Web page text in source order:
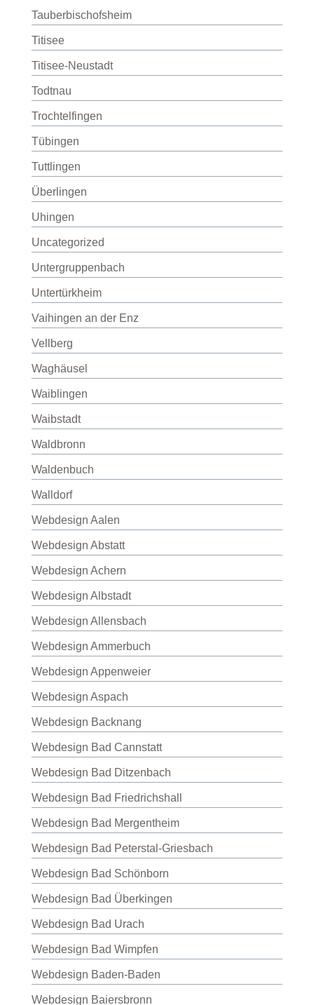
Tauberbischofsheim
Titisee
Titisee-Neustadt
Todtnau
Trochtelfingen
Tübingen
Tuttlingen
Überlingen
Uhingen
Uncategorized
Untergruppenbach
Untertürkheim
Vaihingen an der Enz
Vellberg
Waghäusel
Waiblingen
Waibstadt
Waldbronn
Waldenbuch
Walldorf
Webdesign Aalen
Webdesign Abstatt
Webdesign Achern
Webdesign Albstadt
Webdesign Allensbach
Webdesign Ammerbuch
Webdesign Appenweier
Webdesign Aspach
Webdesign Backnang
Webdesign Bad Cannstatt
Webdesign Bad Ditzenbach
Webdesign Bad Friedrichshall
Webdesign Bad Mergentheim
Webdesign Bad Peterstal-Griesbach
Webdesign Bad Schönborn
Webdesign Bad Überkingen
Webdesign Bad Urach
Webdesign Bad Wimpfen
Webdesign Baden-Baden
Webdesign Baiersbronn